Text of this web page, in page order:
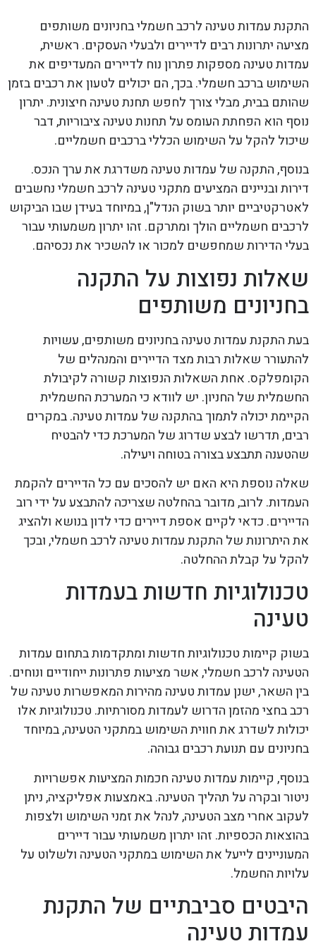
התקנת עמדות טעינה לרכב חשמלי בחניונים משותפים
מציעה יתרונות רבים לדיירים ולבעלי העסקים. ראשית,
עמדות טעינה מספקות פתרון נוח לדיירים המעדיפים את
השימוש ברכב חשמלי. בכך, הם יכולים לטעון את רכבים בזמן
שהותם בבית, מבלי צורך לחפש תחנת טעינה חיצונית. יתרון
נוסף הוא הפחתת העומס על תחנות טעינה ציבוריות, דבר
שיכול להקל על השימוש הכללי ברכבים חשמליים.
בנוסף, התקנה של עמדות טעינה משדרגת את ערך הנכס.
דירות ובניינים המציעים מתקני טעינה לרכב חשמלי נחשבים
לאטרקטיביים יותר בשוק הנדל"ן, במיוחד בעידן שבו הביקוש
לרכבים חשמליים הולך ומתרקם. זהו יתרון משמעותי עבור
בעלי הדירות שמחפשים למכור או להשכיר את נכסיהם.
שאלות נפוצות על התקנה
בחניונים משותפים
בעת התקנת עמדות טעינה בחניונים משותפים, עשויות
להתעורר שאלות רבות מצד הדיירים והמנהלים של
הקומפלקס. אחת השאלות הנפוצות קשורה לקיבולת
החשמלית של החניון. יש לוודא כי המערכת החשמלית
הקיימת יכולה לתמוך בהתקנה של עמדות טעינה. במקרים
רבים, תדרשו לבצע שדרוג של המערכת כדי להבטיח
שהטענה תתבצע בצורה בטוחה ויעילה.
שאלה נוספת היא האם יש להסכים עם כל הדיירים להקמת
העמדות. לרוב, מדובר בהחלטה שצריכה להתבצע על ידי רוב
הדיירים. כדאי לקיים אספת דיירים כדי לדון בנושא ולהציג
את היתרונות של התקנת עמדות טעינה לרכב חשמלי, ובכך
להקל על קבלת ההחלטה.
טכנולוגיות חדשות בעמדות
טעינה
בשוק קיימות טכנולוגיות חדשות ומתקדמות בתחום עמדות
הטעינה לרכב חשמלי, אשר מציעות פתרונות ייחודיים ונוחים.
בין השאר, ישנן עמדות טעינה מהירות המאפשרות טעינה של
רכב בחצי מהזמן הדרוש לעמדות מסורתיות. טכנולוגיות אלו
יכולות לשדרג את חווית השימוש במתקני הטעינה, במיוחד
בחניונים עם תנועת רכבים גבוהה.
בנוסף, קיימות עמדות טעינה חכמות המציעות אפשרויות
ניטור ובקרה על תהליך הטעינה. באמצעות אפליקציה, ניתן
לעקוב אחרי מצב הטעינה, לנהל את זמני השימוש ולצפות
בהוצאות הכספיות. זהו יתרון משמעותי עבור דיירים
המעוניינים לייעל את השימוש במתקני הטעינה ולשלוט על
עלויות החשמל.
היבטים סביבתיים של התקנת
עמדות טעינה